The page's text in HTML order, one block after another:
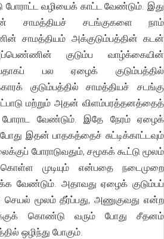
போராட்ட வழியைக் காட்ட வேண்டும். இது
சாமத்தியச் சடங்குகளை நாம்
சாமத்தியம் அக்குடும்பத்தின் கடன்
குடும்ப வாழ்க்கையின்
பல ஏழைக் குடும்பத்தில்
குடும்பத்தில் சாமத்தியச் சடங்கு
மற்றும் அதன் விளம்பரத்தனத்தைத்
போராட வேண்டும். இதே நேரம் ஏழைக்
போது இதன் பாதகத்தைச் சுட்டிக்காட்டவும்
போராடுவதும், சமூகக் கூட்டு மூலம்
முடியும் என்பதை நடைமுறை
வேண்டும். அதாவது ஏழைக் குடும்பப்
செயல் மூலம் தீர்ப்பது, அணுகுவது என்ற
கொண்டு வரும் போது சீதனம்
ஒழிந்து போகும்.